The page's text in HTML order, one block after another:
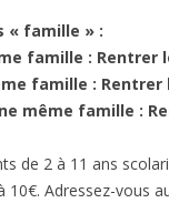
« famille » :
famille : Rentrer
famille : Rentrer
même famille :
de 2 à 11 ans
Adressez-vous